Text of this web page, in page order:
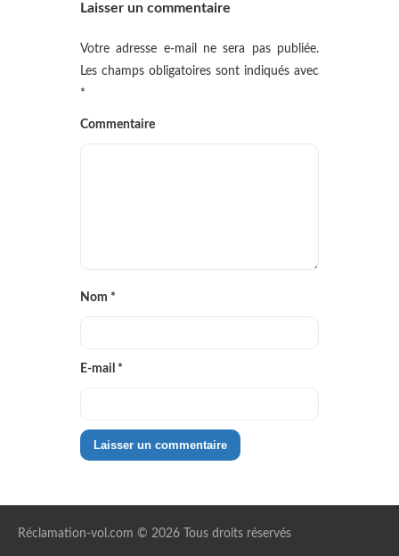
Laisser un commentaire
Votre adresse e-mail ne sera pas publiée.
Les champs obligatoires sont indiqués avec
*
Commentaire
Nom *
E-mail *
Réclamation-vol.com © 2026 Tous droits réservés